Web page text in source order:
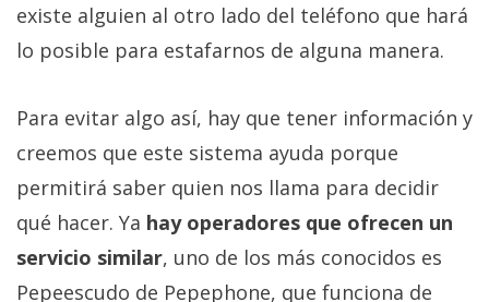
existe alguien al otro lado del teléfono que hará
lo posible para estafarnos de alguna manera.
Para evitar algo así, hay que tener información y
creemos que este sistema ayuda porque
permitirá saber quien nos llama para decidir
qué hacer. Ya hay operadores que ofrecen un
servicio similar, uno de los más conocidos es
Pepeescudo de Pepephone, que funciona de